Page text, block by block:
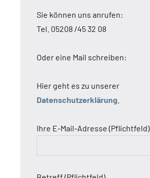
Sie können uns anrufen:
Tel. 05208 /45 32 08
Oder eine Mail schreiben:
Hier geht es zu unserer
Datenschutzerklärung
Ihre E-Mail-Adresse (Pflichtfeld)